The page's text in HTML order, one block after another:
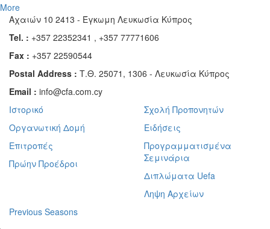
More
Αχαιών 10 2413 - Έγκωμη Λευκωσία Κύπρος
Tel. : +357 22352341 , +357 77771606
Fax : +357 22590544
Postal Address : Τ.Θ. 25071, 1306 - Λευκωσία Κύπρος
Email : info@cfa.com.cy
Ιστορικό
Οργανωτική Δομή
Επιτροπές
Πρώην Προέδροι
Σχολή Προπονητών
Ειδήσεις
Προγραμματισμένα
Σεμινάρια
Διπλώματα Uefa
Ληψη Αρχείων
Previous Seasons